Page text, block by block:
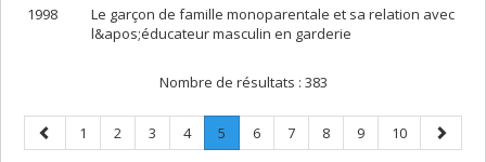
1998
Le garçon de famille monoparentale et sa relation avec
l&apos;éducateur masculin en garderie
Nombre de résultats : 383
Page
précédente
Page
1 Page
2 Page
3 Page
4 Page
5
Page
Page
6 Page
7 Page
8 Page
9 Page
10
Page